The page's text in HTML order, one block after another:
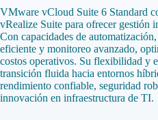
VMware vCloud Suite 6 Standard
vRealize Suite para ofrecer gestión
Con capacidades de
eficiente y monitoreo avanzado,
costos operativos. Su flexibilidad y
transición fluida hacia entornos
rendimiento confiable, seguridad
innovación en infraestructura de TI.